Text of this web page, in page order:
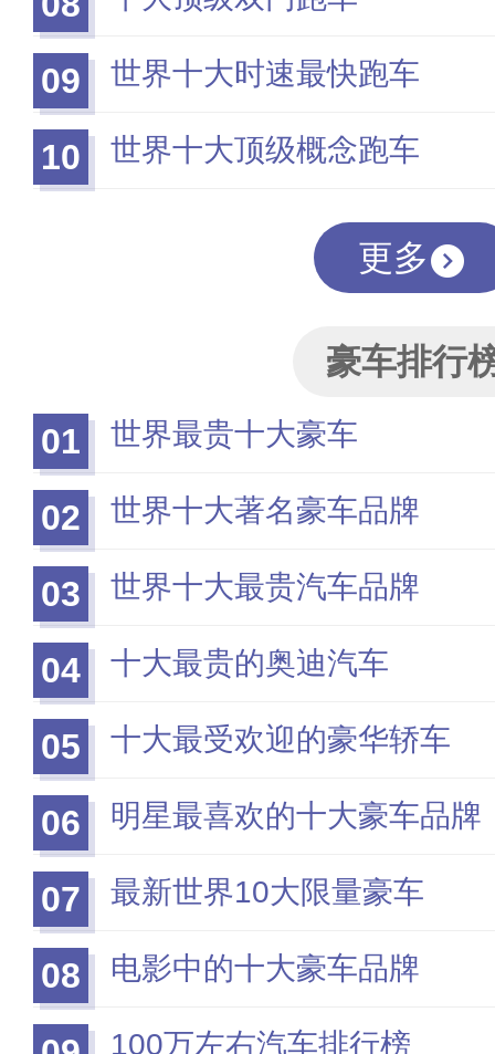
09 世界十大时速最快跑车
10 世界十大顶级概念跑车
更多
豪车排行
01
世界最贵十大豪车
02 世界十大著名豪车品牌
03 世界十大最贵汽车品牌
04 十大最贵的奥迪汽车
05 十大最受欢迎的豪华轿车
06 明星最喜欢的十大豪车品牌
07 最新世界10大限量豪车
08 电影中的十大豪车品牌
100万左右汽车排行榜